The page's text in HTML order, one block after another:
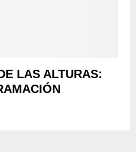
LAS ALTURAS: